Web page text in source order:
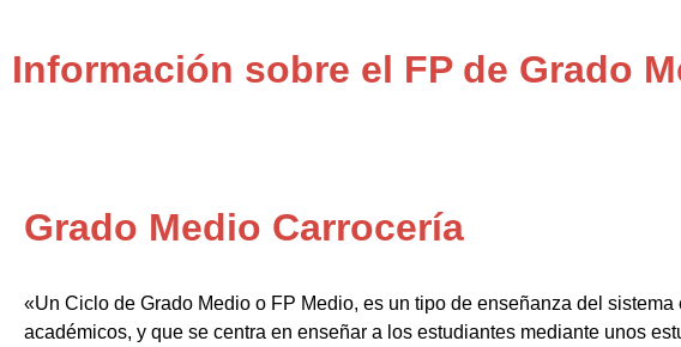
Información sobre el FP de Grado
Grado Medio Carrocería
«Un Ciclo de Grado Medio o FP Medio, es un tipo de enseñanza del
académicos, y que se centra en enseñar a los estudiantes mediante unos